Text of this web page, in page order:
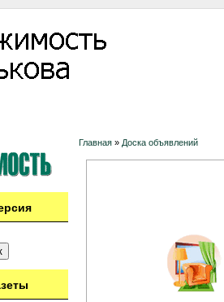
Главная » Доска объявлений